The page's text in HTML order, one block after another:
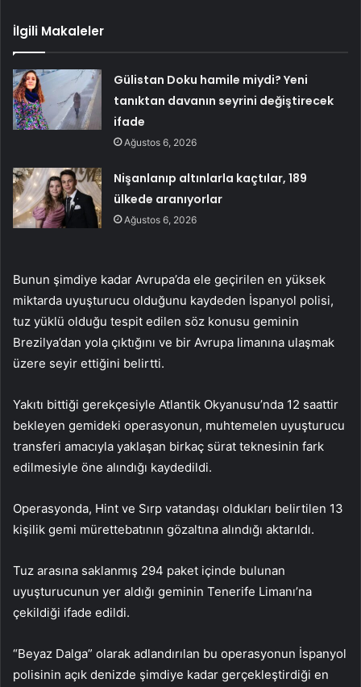
İlgili Makaleler
Gülistan Doku hamile miydi? Yeni
tanıktan davanın seyrini değiştirecek
ifade
Ağustos 6, 2026
Nişanlanıp altınlarla kaçtılar, 189
ülkede aranıyorlar
Ağustos 6, 2026
Bunun şimdiye kadar Avrupa’da ele geçirilen en yüksek
miktarda uyuşturucu olduğunu kaydeden İspanyol polisi,
tuz yüklü olduğu tespit edilen söz konusu geminin
Brezilya’dan yola çıktığını ve bir Avrupa limanına ulaşmak
üzere seyir ettiğini belirtti.
Yakıtı bittiği gerekçesiyle Atlantik Okyanusu’nda 12 saattir
bekleyen gemideki operasyonun, muhtemelen uyuşturucu
transferi amacıyla yaklaşan birkaç sürat teknesinin fark
edilmesiyle öne alındığı kaydedildi.
Operasyonda, Hint ve Sırp vatandaşı oldukları belirtilen 13
kişilik gemi mürettebatının gözaltına alındığı aktarıldı.
Tuz arasına saklanmış 294 paket içinde bulunan
uyuşturucunun yer aldığı geminin Tenerife Limanı’na
çekildiği ifade edildi.
“Beyaz Dalga” olarak adlandırılan bu operasyonun İspanyol
polisinin açık denizde şimdiye kadar gerçekleştirdiği en